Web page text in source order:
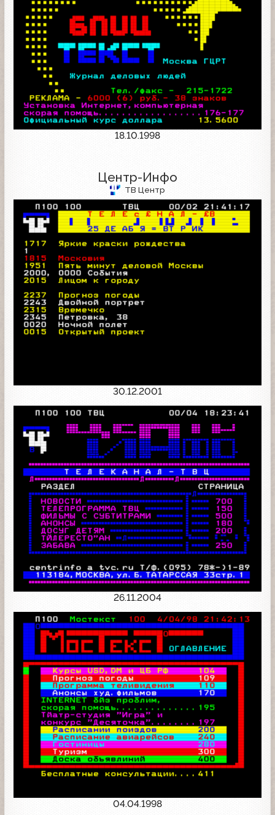
18.10.1998
Центр-Инфо
ТВ Центр
30.12.2001
26.11.2004
04.04.1998